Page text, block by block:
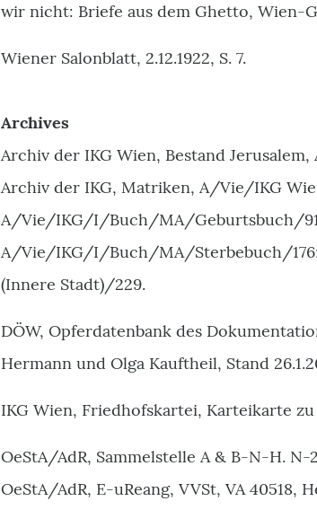
wir nicht: Briefe aus dem Ghetto, Wien-
Wiener Salonblatt, 2.12.1922, S. 7.
Archives
Archiv der IKG Wien, Bestand Jerusalem,
Archiv der IKG, Matriken, A/Vie/IKG
A/Vie/IKG/I/Buch/MA/Geburtsbuch/
A/Vie/IKG/I/Buch/MA/Sterbebuch/
(Innere Stadt)/229.
DÖW, Opferdatenbank des
Hermann und Olga Kauftheil, Stand
IKG Wien, Friedhofskartei, Karteikarte
OeStA/AdR, Sammelstelle A & B-N-H. N-
OeStA/AdR, E-uReang, VVSt, VA 40518,